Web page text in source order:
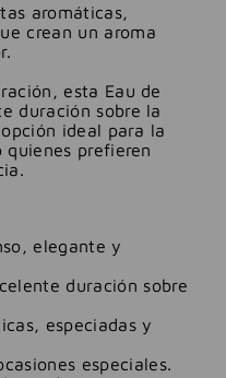
aromáticas,
crean un aroma
esta Eau de
duración sobre la
ideal para la
quienes prefieren
elegante y
duración sobre
especiadas y
especiales.